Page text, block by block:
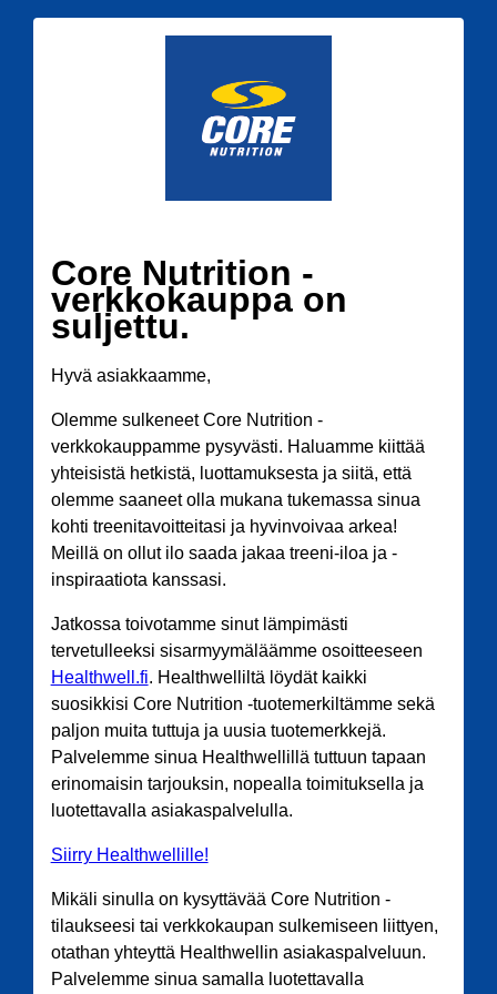
Core Nutrition -
verkkokauppa on
suljettu.
Hyvä asiakkaamme,
Olemme sulkeneet Core Nutrition -
verkkokauppamme pysyvästi. Haluamme kiittää
yhteisistä hetkistä, luottamuksesta ja siitä, että
olemme saaneet olla mukana tukemassa sinua
kohti treenitavoitteitasi ja hyvinvoivaa arkea!
Meillä on ollut ilo saada jakaa treeni-iloa ja -
inspiraatiota kanssasi.
Jatkossa toivotamme sinut lämpimästi
tervetulleeksi sisarmyymäläämme osoitteeseen
Healthwell.fi. Healthwelliltä löydät kaikki
suosikkisi Core Nutrition -tuotemerkiltämme sekä
paljon muita tuttuja ja uusia tuotemerkkejä.
Palvelemme sinua Healthwellillä tuttuun tapaan
erinomaisin tarjouksin, nopealla toimituksella ja
luotettavalla asiakaspalvelulla.
Siirry Healthwellille!
Mikäli sinulla on kysyttävää Core Nutrition -
tilaukseesi tai verkkokaupan sulkemiseen liittyen,
otathan yhteyttä Healthwellin asiakaspalveluun.
Palvelemme sinua samalla luotettavalla